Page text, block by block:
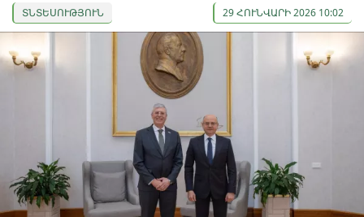
ՏՆՏԵՍՈՒԹՅՈՒՆ 29 ՀՈՒՆՎԱՐԻ 2026 10:02